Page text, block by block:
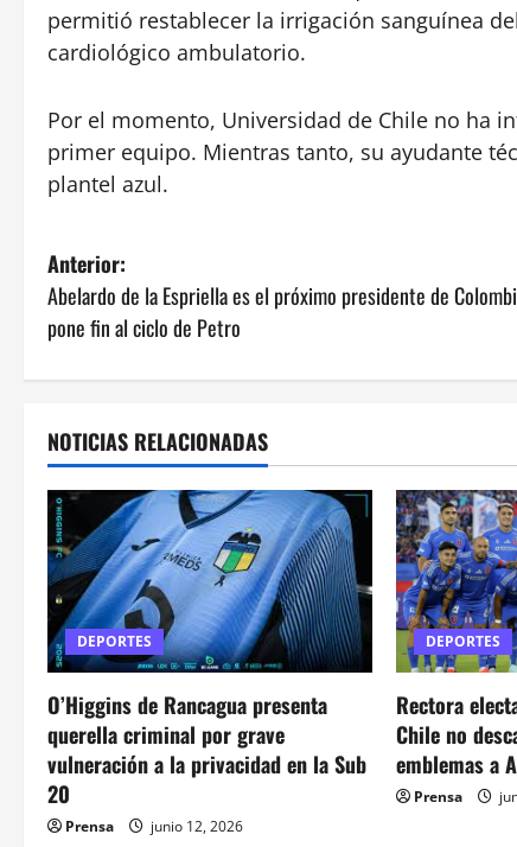
permitió restablecer la irrigación sanguínea
cardiológico ambulatorio.
Por el momento, Universidad de Chile no ha
primer equipo. Mientras tanto, su ayudante
plantel azul.
N
a
v
e
g
a
c
i
ó
n
d
e
Anterior:
Abelardo de la Espriella es el próximo presidente de
pone fin al ciclo de Petro
NOTICIAS RELACIONADAS
DEPORTES
O’Higgins de Rancagua presenta
querella criminal por grave
vulneración a la privacidad en la Sub
20
Prensa junio 12, 2026
DEPORTES
Rectora
Chile no
emblemas a
Prensa